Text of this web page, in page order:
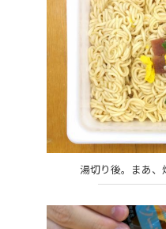
湯切り後。まあ、